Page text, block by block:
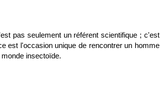
pas seulement un référent scientifique ; c'est
est l'occasion unique de rencontrer un homme
insectoïde.